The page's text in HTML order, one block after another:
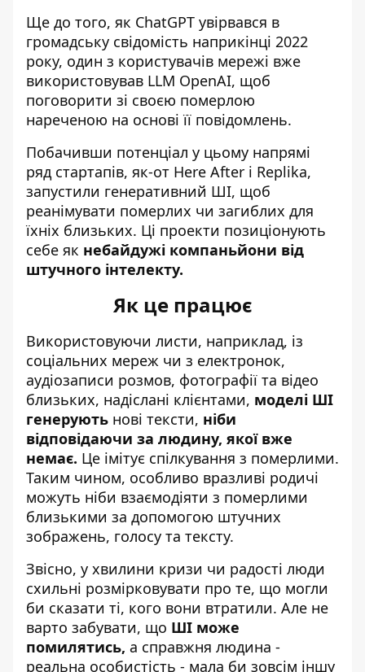
Ще до того, як ChatGPT увірвався в
громадську свідомість наприкінці 2022
року, один з користувачів мережі вже
використовував LLM OpenAI, щоб
поговорити зі своєю померлою
нареченою на основі її повідомлень.
Побачивши потенціал у цьому напрямі
ряд стартапів, як-от Here After і Replika,
запустили генеративний ШІ, щоб
реанімувати померлих чи загиблих для
їхніх близьких. Ці проекти позиціонують
себе як небайдужі компаньйони від
штучного інтелекту.
Як це працює
Використовуючи листи, наприклад, із
соціальних мереж чи з електронок,
аудіозаписи розмов, фотографії та відео
близьких, надіслані клієнтами, моделі ШІ
генерують нові тексти, ніби
відповідаючи за людину, якої вже
немає. Це імітує спілкування з померлими.
Таким чином, особливо вразливі родичі
можуть ніби взаємодіяти з померлими
близькими за допомогою штучних
зображень, голосу та тексту.
Звісно, у хвилини кризи чи радості люди
схильні розмірковувати про те, що могли
би сказати ті, кого вони втратили. Але не
варто забувати, що ШІ може
помилятись, а справжня людина -
реальна особистість - мала би зовсім іншу